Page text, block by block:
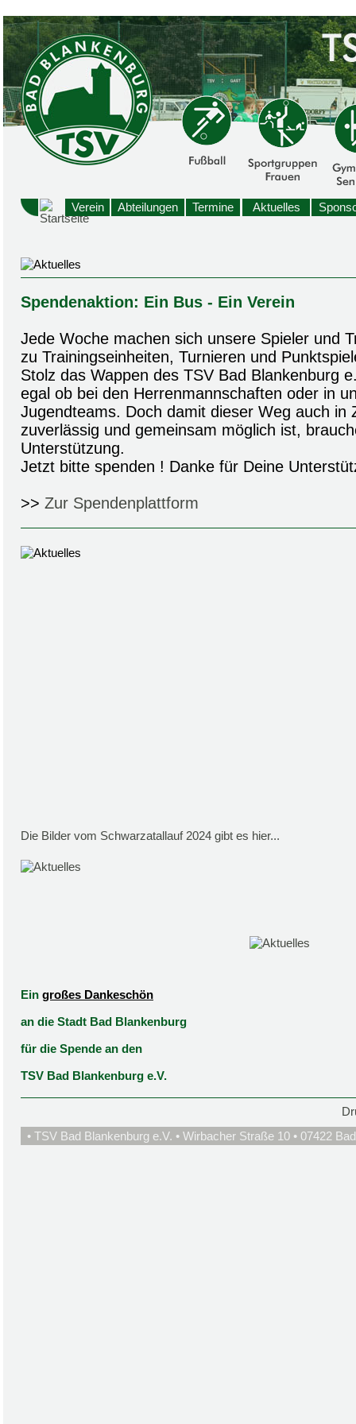
Verein Abteilungen Termine Aktuelles
Spendenaktion: Ein Bus - Ein Verein
Jede Woche machen sich unsere Spieler und
zu Trainingseinheiten, Turnieren und
Stolz das Wappen des TSV Bad Blankenburg
egal ob bei den Herrenmannschaften oder in
Jugendteams. Doch damit dieser Weg auch in
zuverlässig und gemeinsam möglich ist,
Unterstützung.
Jetzt bitte spenden ! Danke für Deine
>> Zur Spendenplattform
Die Bilder vom Schwarzatallauf 2024 gibt es hier...
Ein großes Dankeschön
an die Stadt Bad Blankenburg
für die Spende an den
TSV Bad Blankenburg e.V.
• TSV Bad Blankenburg e.V. • Wirbacher Straße 10 • 07422